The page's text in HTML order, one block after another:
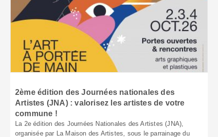
2ème édition des Journées nationales des
Artistes (JNA) : valorisez les artistes de votre
commune !
La 2e édition des Journées Nationales des Artistes (JNA),
organisée par La Maison des Artistes, sous le parrainage du